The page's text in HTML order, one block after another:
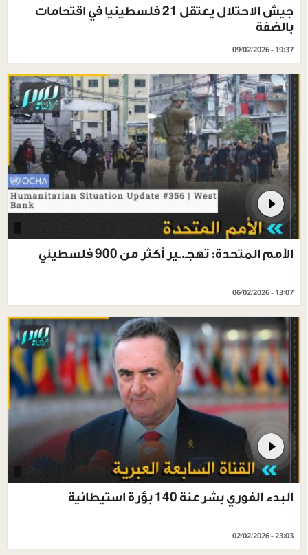
جيش الاحتلال يعتقل 21 فلسطينيا في اقتحامات
بالضفة
09/02/2026 - 19:37
الأمم المتحدة: تهجـ.ـير أكثر من 900 فلسطيني
06/02/2026 - 13:07
البدء الفوري بشرعنة 140 بؤرة استيطانية
02/02/2026 - 23:03